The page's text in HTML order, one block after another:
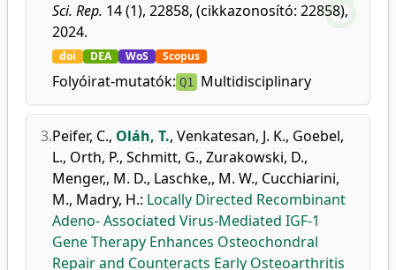
Sci. Rep. 14 (1), 22858, (cikkazonosító: 22858),
2024.
doi DEA WoS Scopus
Folyóirat-mutatók: Q1 Multidisciplinary
3.Peifer, C., Oláh, T., Venkatesan, J. K., Goebel,
L., Orth, P., Schmitt, G., Zurakowski, D.,
Menger,, M. D., Laschke,, M. W., Cucchiarini,
M., Madry, H.: Locally Directed Recombinant
Adeno- Associated Virus-Mediated IGF-1
Gene Therapy Enhances Osteochondral
Repair and Counteracts Early Osteoarthritis